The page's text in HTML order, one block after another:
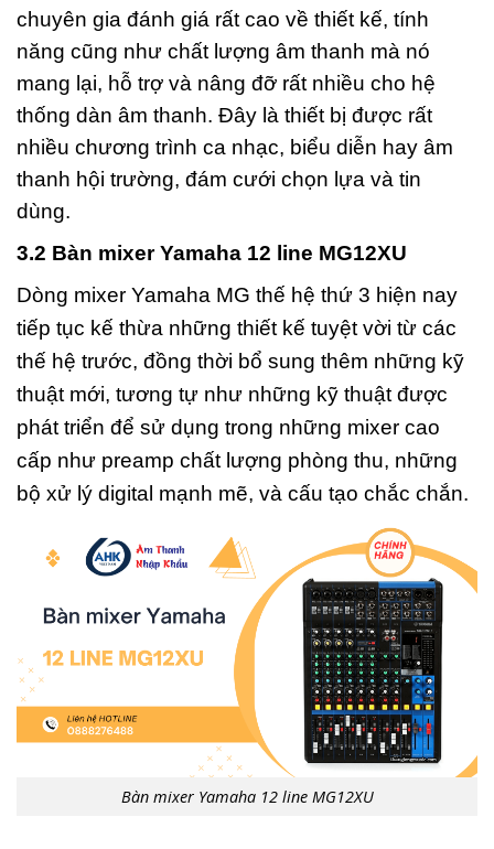
chuyên gia đánh giá rất cao về thiết kế, tính
năng cũng như chất lượng âm thanh mà nó
mang lại, hỗ trợ và nâng đỡ rất nhiều cho hệ
thống dàn âm thanh. Đây là thiết bị được rất
nhiều chương trình ca nhạc, biểu diễn hay âm
thanh hội trường, đám cưới chọn lựa và tin
dùng.
3.2 Bàn mixer Yamaha 12 line MG12XU
Dòng mixer Yamaha MG thế hệ thứ 3 hiện nay
tiếp tục kế thừa những thiết kế tuyệt vời từ các
thế hệ trước, đồng thời bổ sung thêm những kỹ
thuật mới, tương tự như những kỹ thuật được
phát triển để sử dụng trong những mixer cao
cấp như preamp chất lượng phòng thu, những
bộ xử lý digital mạnh mẽ, và cấu tạo chắc chắn.
Bàn mixer Yamaha 12 line MG12XU